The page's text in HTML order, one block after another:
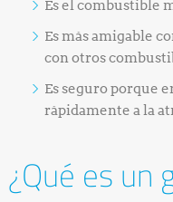
Es el combustible
Es más amigable
con otros
Es seguro porque
rápidamente a la
¿Qué es un